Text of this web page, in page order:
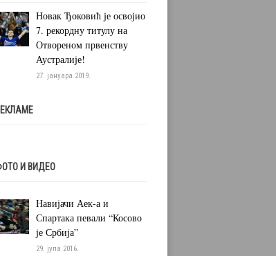
Новак Ђоковић је освојио
7. рекордну титулу на
Отвореном првенству
Аустралије!
27. јануара 2019.
И ВИДЕО
Навијачи Аек-а и
Спартака певали “Косово
је Србија”
29. јула 2016.